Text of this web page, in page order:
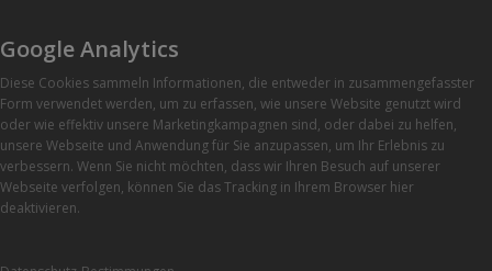
Google Analytics
Diese Cookies sammeln Informationen, die entweder in zusammengefasster
Form verwendet werden, um zu erfassen, wie unsere Website genutzt wird
oder wie effektiv unsere Marketingkampagnen sind, oder dabei zu helfen,
unsere Webseite und Anwendung für Sie anzupassen, um Ihr Erlebnis zu
verbessern. Wenn Sie nicht möchten, dass wir Ihren Besuch auf unserer
Webseite verfolgen, können Sie das Tracking in Ihrem Browser hier
deaktivieren.